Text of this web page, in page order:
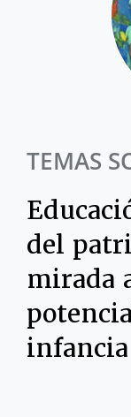
TEMAS
del
mirada
infancia